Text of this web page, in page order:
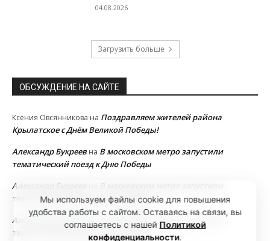
04.08.2026
Загрузить больше
ОБСУЖДЕНИЕ НА САЙТЕ
Ксения Овсянникова на Поздравляем жителей района
Крылатское с Днём Великой Победы!
Александр Букреевна В московском метро запустили
тематический поезд к Дню Победы
Александр Букреев
В московском метро запустили
тематический поезд к Дню Победы
Александр Букреев
В московском метро запустили
тематический поезд к Дню Победы
Мы используем файлы cookie для повышения
удобства работы с сайтом. Оставаясь на связи, вы
соглашаетесь с нашей Политикой
конфиденциальности.